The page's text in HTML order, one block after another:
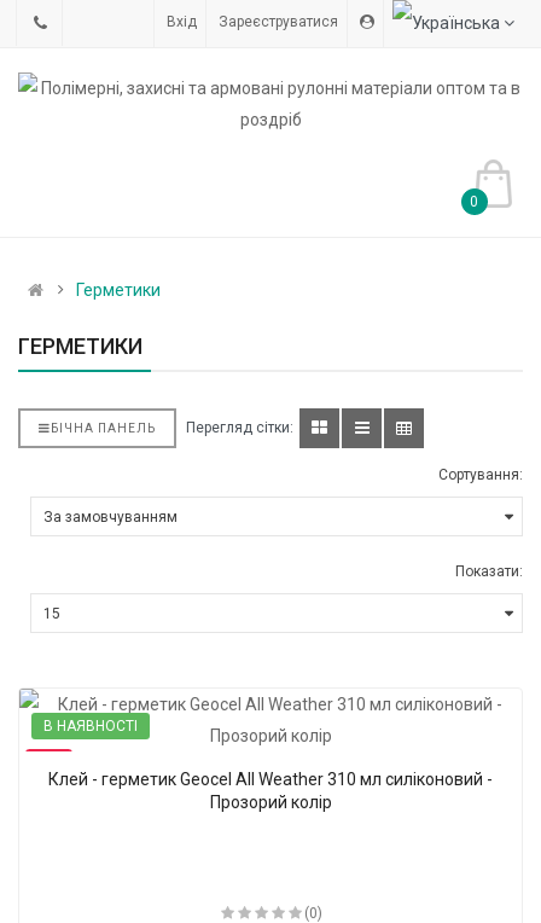
Вхід Зареєструватися
0
Герметики
ГЕРМЕТИКИ
БІЧНА ПАНЕЛЬ Перегляд сітки:
Сортування:
Показати:
В НАЯВНОСТІ
Клей - герметик Geocel All Weather 310 мл силіконовий -
Прозорий колір
(0)